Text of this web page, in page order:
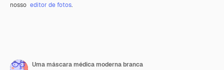
nosso editor de fotos.
Uma máscara médica moderna branca